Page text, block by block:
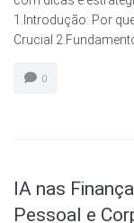
1.Introdução: Por
Crucial
0
IA nas
Pessoal e